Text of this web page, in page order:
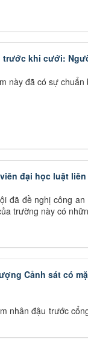
trước khi cưới:
này đã có sự
đại học luật
đã đề nghị công
trường này có
Cảnh sát có
nhân đậu trước